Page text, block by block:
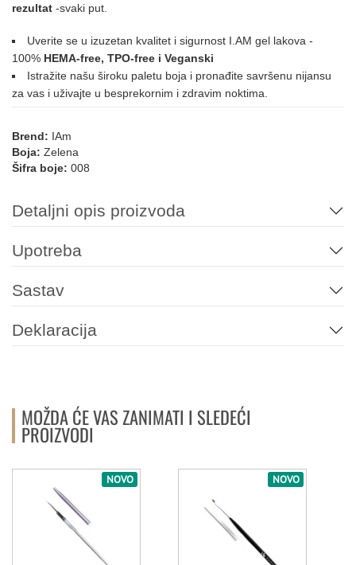
rezultat -svaki put.
Uverite se u izuzetan kvalitet i sigurnost I.AM gel lakova -
100% HEMA-free, TPO-free i Veganski
Istražite našu široku paletu boja i pronađite savršenu nijansu
za vas i uživajte u besprekornim i zdravim noktima.
Brend: IAm
Boja: Zelena
Šifra boje: 008
Detaljni opis proizvoda
Upotreba
Sastav
Deklaracija
MOŽDA ĆE VAS ZANIMATI I SLEDEĆI
PROIZVODI
NOVO
NOVO